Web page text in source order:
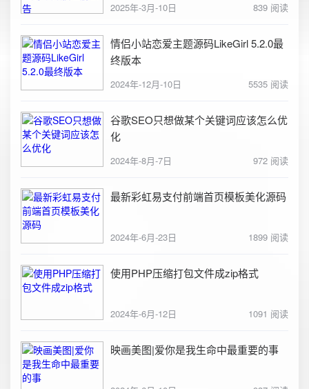
2025年-3月-10日 839 阅读
情侣小站恋爱主题源码LikeGirl 5.2.0最
终版本
2024年-12月-10日 5535 阅读
谷歌SEO只想做某个关键词应该怎么优
化
2024年-8月-7日 972 阅读
最新彩虹易支付前端首页模板美化源码
2024年-6月-23日 1899 阅读
使用PHP压缩打包文件成zip格式
2024年-6月-12日 1091 阅读
映画美图|爱你是我生命中最重要的事